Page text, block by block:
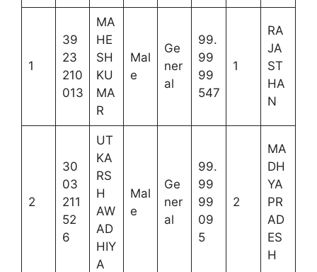
1
39
23
210
013
MA
HE
SH
KU
MA
R
Mal
e
Ge
ner
al
99.
99
99
547
1
RA
JA
ST
HA
N
2
30
03
211
52
6
UT
KA
RS
H
AW
AD
HIY
A
Mal
e
Ge
ner
al
99.
99
99
09
5
2
MA
DH
YA
PR
AD
ES
H